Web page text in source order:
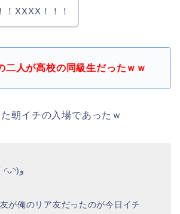
！XXXX！！！
二人が高校の同級生だったｗｗ
朝イチの入場であったｗ
500人くらい( ◜ᴗ◝)و
が俺のリア友だったのが今日イチ